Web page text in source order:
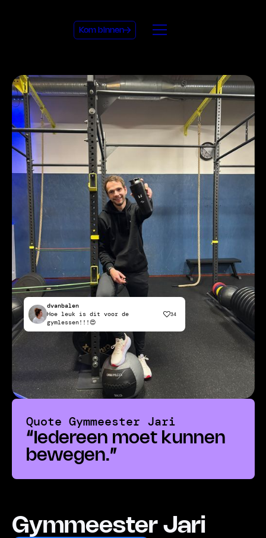
Kom binnen
Quote Gymmeester Jari
“ Iedereen moet kunnen
bewegen.”
dvanbalen
Hoe leuk is dit voor de
gymlessen!!!😍
34
Gymmeester Jari